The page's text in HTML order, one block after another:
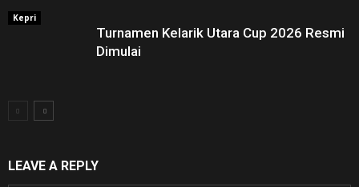
Kepri
Turnamen Kelarik Utara Cup 2026 Resmi
Dimulai
LEAVE A REPLY